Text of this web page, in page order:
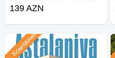
• Зангила
139 AZN
Компания